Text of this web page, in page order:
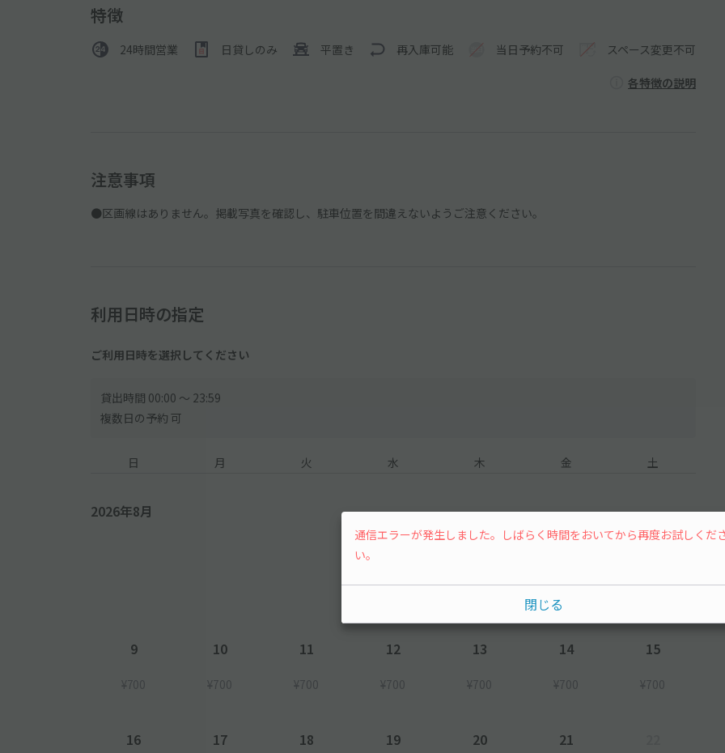
特徴
24時間営業 日貸しのみ 平置き 再入庫可能 当日予約不可 スペース変更不可
各特徴の説明
注意事項
●区画線はありません。掲載写真を確認し、駐車位置を間違えないようご注意ください。
利用日時の指定
ご利用日時を選択してください
貸出時間 00:00 〜 23:59
複数日の予約 可
日 月 火 水 木 金 土
2026年8月
9
¥700
10
¥700
11
¥700
12
¥700
13
¥700
14
¥700
15
¥700
16 17 18 19 20 21
通信エラーが発生しました。しばらく時間をおいてから再度お試しくだ
い。
閉じる